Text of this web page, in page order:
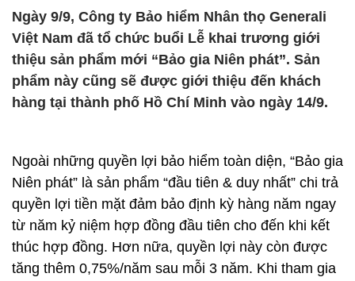
Ngày 9/9, Công ty Bảo hiểm Nhân thọ Generali
Việt Nam đã tổ chức buổi Lễ khai trương giới
thiệu sản phẩm mới “Bảo gia Niên phát”. Sản
phẩm này cũng sẽ được giới thiệu đến khách
hàng tại thành phố Hồ Chí Minh vào ngày 14/9.
Ngoài những quyền lợi bảo hiểm toàn diện, “Bảo gia
Niên phát” là sản phẩm “đầu tiên & duy nhất” chi trả
quyền lợi tiền mặt đảm bảo định kỳ hàng năm ngay
từ năm kỷ niệm hợp đồng đầu tiên cho đến khi kết
thúc hợp đồng. Hơn nữa, quyền lợi này còn được
tăng thêm 0,75%/năm sau mỗi 3 năm. Khi tham gia